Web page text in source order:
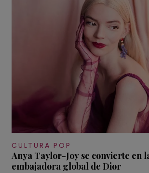
CULTURA POP
Anya Taylor-Joy se convierte en
embajadora global de Dior